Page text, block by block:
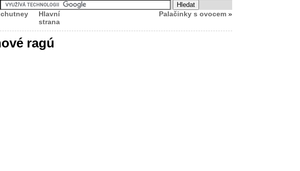
Hlavní
strana
Palačinky s ovocem »
ragú